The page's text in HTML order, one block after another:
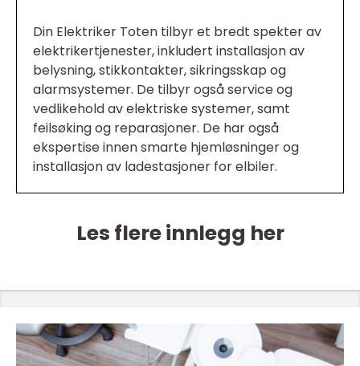
Din Elektriker Toten tilbyr et bredt spekter av
elektrikertjenester, inkludert installasjon av
belysning, stikkontakter, sikringsskap og
alarmsystemer. De tilbyr også service og
vedlikehold av elektriske systemer, samt
feilsøking og reparasjoner. De har også
ekspertise innen smarte hjemløsninger og
installasjon av ladestasjoner for elbiler.
Les flere innlegg her